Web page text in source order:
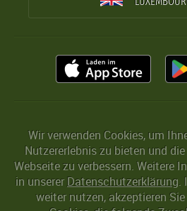
Wir verwenden Cookies, um
Nutzererlebnis zu bieten und
Webseite zu verbessern. Weitere
in unserer Datenschutzerklärung.
weiter nutzen, akzeptieren